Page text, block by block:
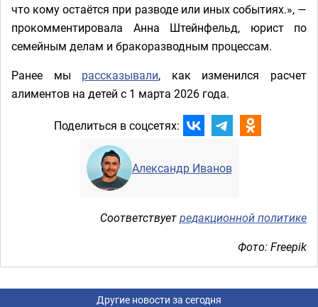
что кому остаётся при разводе или иных событиях.», —
прокомментировала Анна Штейнфельд, юрист по
семейным делам и бракоразводным процессам.
Ранее мы рассказывали, как изменился расчет
алиментов на детей с 1 марта 2026 года.
Поделиться в соцсетях:
Александр Иванов
Соответствуетредакционной политике
Фото: Freepik
Другие новости за сегодня